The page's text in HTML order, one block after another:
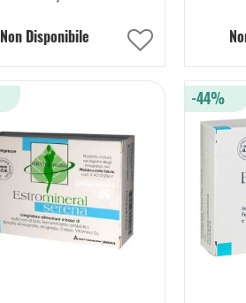
Non Disponibile
Aggiungi
-44%